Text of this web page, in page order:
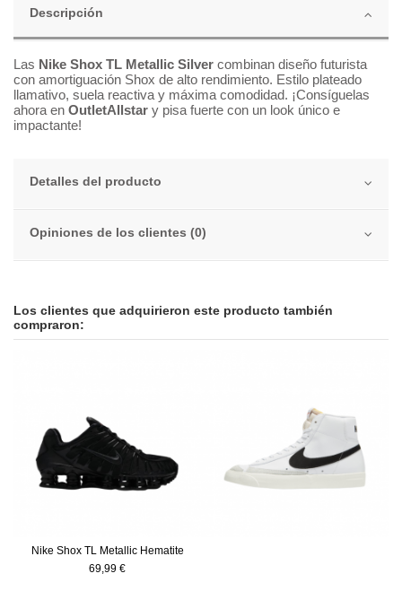
Descripción
Las Nike Shox TL Metallic Silver combinan diseño futurista
con amortiguación Shox de alto rendimiento. Estilo plateado
llamativo, suela reactiva y máxima comodidad. ¡Consíguelas
ahora en OutletAllstar y pisa fuerte con un look único e
impactante!
Detalles del producto
Opiniones de los clientes (0)
Los clientes que adquirieron este producto también
compraron:
Nike Shox TL Metallic Hematite
69,99 €